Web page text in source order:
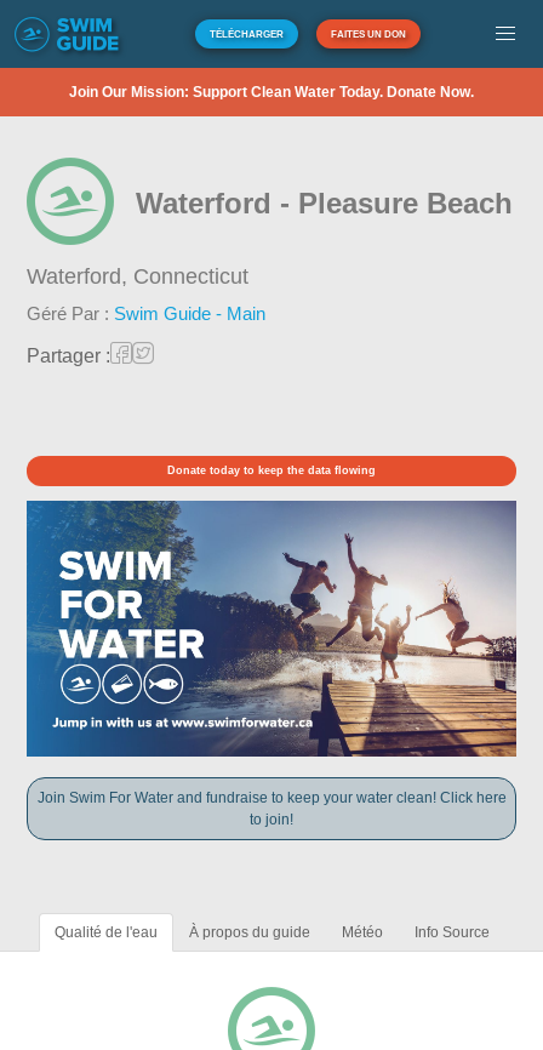
TÉLÉCHARGER FAITES UN DON
Join Our Mission: Support Clean Water Today. Donate Now.
Waterford - Pleasure Beach
Waterford, Connecticut
Géré Par : Swim Guide - Main
Partager :
Donate today to keep the data flowing
Join Swim For Water and fundraise to keep your water clean! Click here
to join!
Qualité de l'eau À propos du guide Météo Info Source